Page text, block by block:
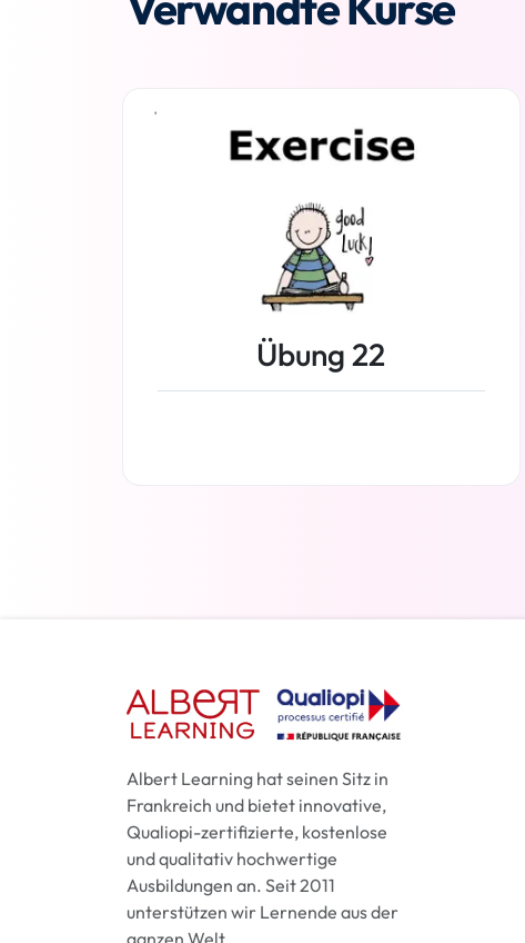
Übung 22
Albert Learning hat seinen Sitz in
Frankreich und bietet innovative,
Qualiopi-zertifizierte, kostenlose
und qualitativ hochwertige
Ausbildungen an. Seit 2011
unterstützen wir Lernende aus der
ganzen Welt.